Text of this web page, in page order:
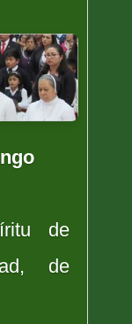
de
de